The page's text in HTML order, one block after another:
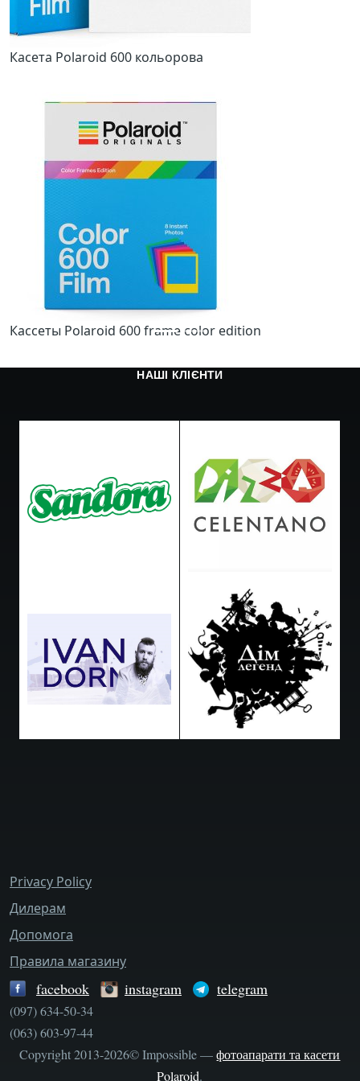
Касета Polaroid 600 кольорова
Кассеты Polaroid 600 frame color edition
НАШІ КЛІЄНТИ
bottom_menu
Privacy Policy
Дилерам
Допомога
Правила магазину
facebook instagram telegram
(097) 634-50-34
(063) 603-97-44
Copyright 2013-2026© Impossible —фотоапарати та касети
Polaroid.